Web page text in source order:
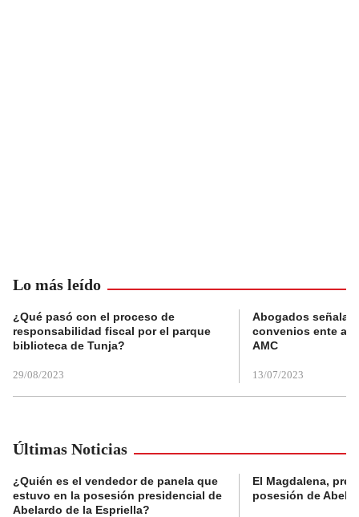
Lo más leído
¿Qué pasó con el proceso de
responsabilidad fiscal por el parque
biblioteca de Tunja?
29/08/2023
Abogados
convenios ente
AMC
13/07/2023
Últimas Noticias
¿Quién es el vendedor de panela que
estuvo en la posesión presidencial de
Abelardo de la Espriella?
El Magdalena,
posesión de